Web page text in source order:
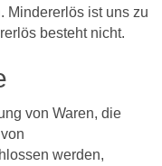
Mindererlös ist uns zu
besteht nicht.
von Waren, die
werden,